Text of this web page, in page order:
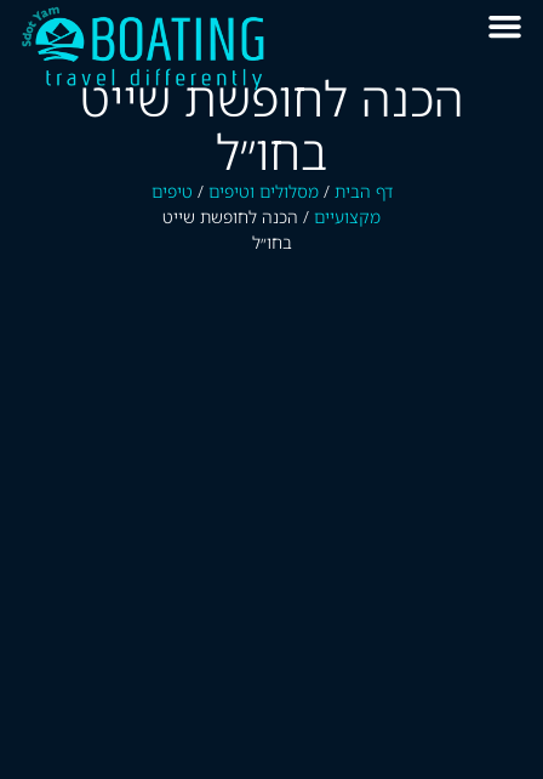
הכנה לחופשת שייט
בחו״ל
דף הבית /מסלולים וטיפים / טיפים
מקצועיים / הכנה לחופשת שייט
בחו״ל